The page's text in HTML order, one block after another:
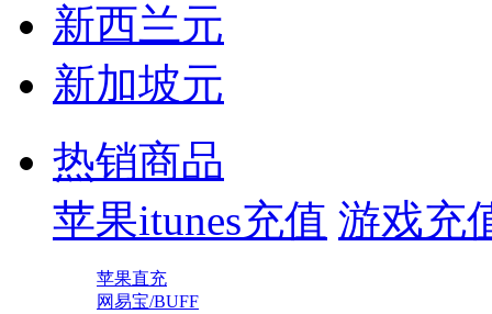
新西兰元
新加坡元
热销商品
苹果itunes充值 游戏充
苹果直充
网易宝/BUFF